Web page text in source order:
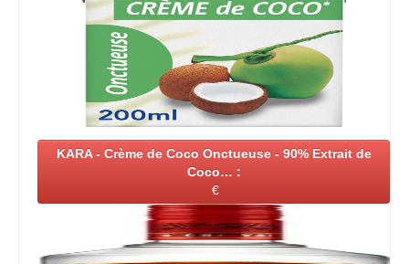
KARA - Crème de Coco Onctueuse - 90% Extrait de
Coco… :
€